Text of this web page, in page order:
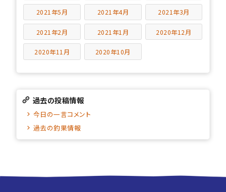
2021年5月 2021年4月 2021年3月
2021年2月 2021年1月 2020年12月
2020年11月 2020年10月
過去の投稿情報
今日の一言コメント
過去の釣果情報